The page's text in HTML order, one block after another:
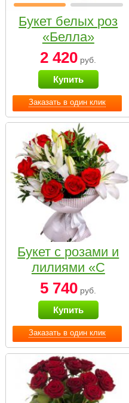
Заказать в один клик
Букет белых роз
«Белла»
2 420 руб.
Купить
Заказать в один клик
Букет с розами и
лилиями «С
наилучшими
пожеланиями»
5 740 руб.
Купить